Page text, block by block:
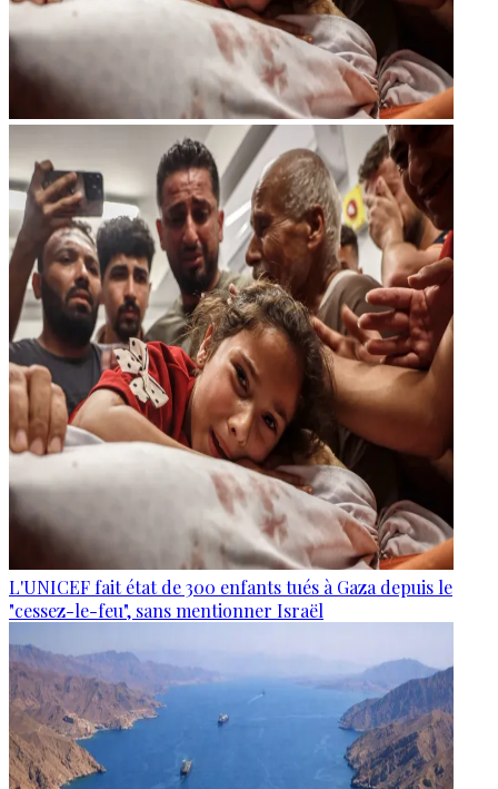
L'UNICEF fait état de 300 enfants tués à Gaza depuis le
"cessez-le-feu", sans mentionner Israël